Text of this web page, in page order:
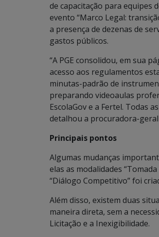
de capacitação para equipes
evento “Marco Legal:
a presença de dezenas de
gastos públicos.
“A PGE consolidou, em sua
acesso aos regulamentos
minutas-padrão de
preparando videoaulas
EscolaGov e a Fertel. Todas
detalhou a procuradora-geral
Principais pontos
Algumas mudanças
elas as modalidades
“Diálogo Competitivo” foi
Além disso, existem duas
maneira direta, sem a
Licitação e a Inexigibilidade.